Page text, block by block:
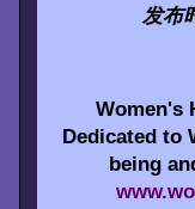
发布
Women's
Dedicated to
being